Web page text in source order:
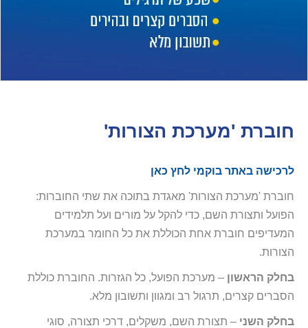
חוברת 'מערכת הצורות'
לרכישה באתר בוקמי לחץ כאן
חוברת 'מערכת הצורות' מאגדת בתוכה את שתי החוברות:
הפועל ותצורת השם, כדי להקל על מורים ועל תלמידים
המעדיפים חוברת אחת הכוללת את כל החומר במערכת
הצורות.
בחלק הראשון – מערכת הפועל, כל הגזרות. החוברת כוללת
הסברים קצרים, תרגול רב ומגוון ותשובון מלא.
בחלק השני – תצורת השם, משקלים, דרכי תצורה, סוגי